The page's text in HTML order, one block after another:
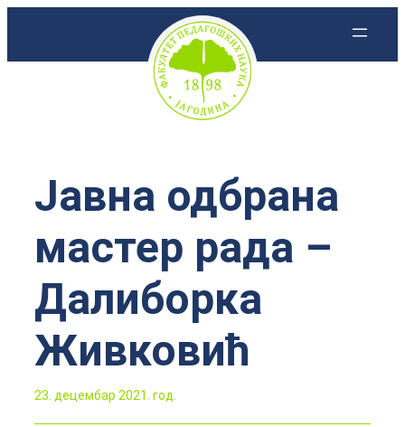
Јавна одбрана
мастер рада –
Далиборка
Живковић
23. децембар 2021. год.